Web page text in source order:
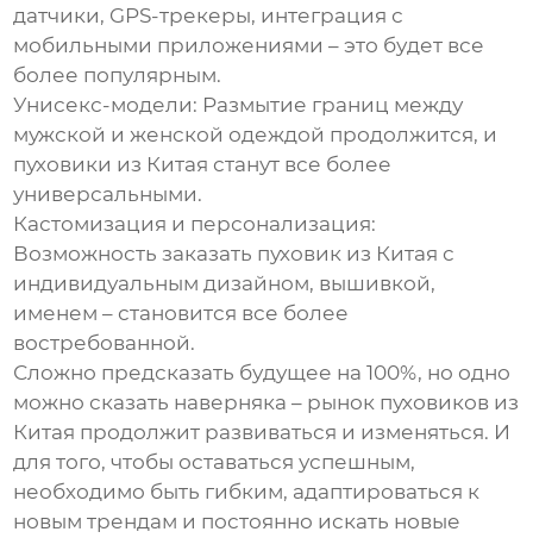
датчики, GPS-трекеры, интеграция с
мобильными приложениями – это будет все
более популярным.
Унисекс-модели: Размытие границ между
мужской и женской одеждой продолжится, и
пуховики из Китая станут все более
универсальными.
Кастомизация и персонализация:
Возможность заказать пуховик из Китая с
индивидуальным дизайном, вышивкой,
именем – становится все более
востребованной.
Сложно предсказать будущее на 100%, но одно
можно сказать наверняка – рынок пуховиков из
Китая продолжит развиваться и изменяться. И
для того, чтобы оставаться успешным,
необходимо быть гибким, адаптироваться к
новым трендам и постоянно искать новые